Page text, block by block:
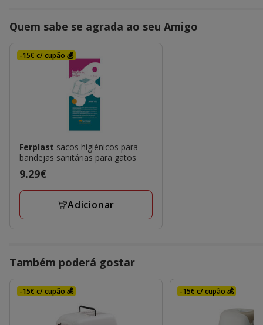
Quem sabe se agrada ao seu Amigo
-15€ c/ cupão 💰
Ferplast sacos higiénicos para
bandejas sanitárias para gatos
Preço
9.29€
9.29€
Adicionar
Também poderá gostar
-15€ c/ cupão 💰 -15€ c/ cupão 💰